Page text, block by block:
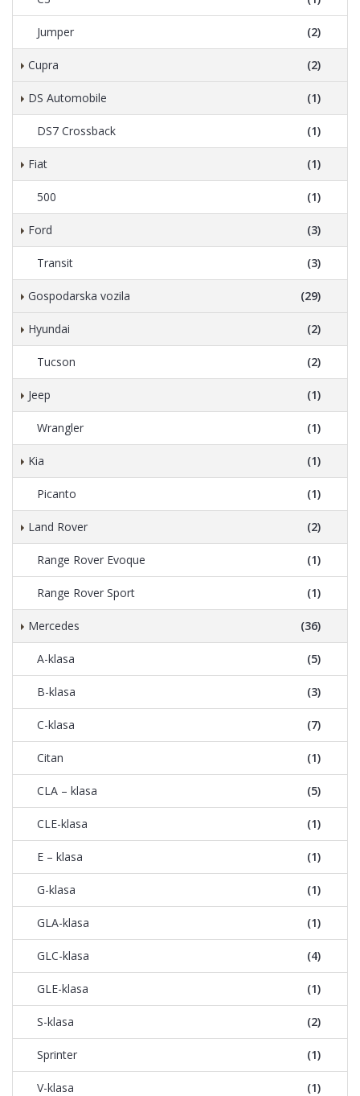
Jumper (2)
Cupra (2)
DS Automobile (1)
DS7 Crossback (1)
Fiat (1)
500 (1)
Ford (3)
Transit (3)
Gospodarska vozila (29)
Hyundai (2)
Tucson (2)
Jeep (1)
Wrangler (1)
Kia (1)
Picanto (1)
Land Rover (2)
Range Rover Evoque (1)
Range Rover Sport (1)
Mercedes (36)
A-klasa (5)
B-klasa (3)
C-klasa (7)
Citan (1)
CLA – klasa (5)
CLE-klasa (1)
E – klasa (1)
G-klasa (1)
GLA-klasa (1)
GLC-klasa (4)
GLE-klasa (1)
S-klasa (2)
Sprinter (1)
V-klasa (1)